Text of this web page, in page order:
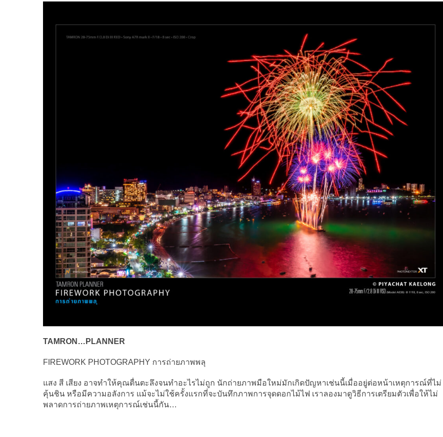
TAMRON…PLANNER
FIREWORK PHOTOGRAPHY การถ่ายภาพพลุ
แสง สี เสียง อาจทำให้คุณตื่นตะลึงจนทำอะไรไม่ถูก นักถ่ายภาพมือใหม่มักเกิดปัญหาเช่นนี้เมื่ออยู่ต่อหน้าเหตุการณ์ที่ไม่
คุ้นชิน หรือมีความอลังการ แม้จะไม่ใช้ครั้งแรกที่จะบันทึกภาพการจุดดอกไม้ไฟ เราลองมาดูวิธีการเตรียมตัวเพื่อให้ไม่
พลาดการถ่ายภาพเหตุการณ์เช่นนี้กัน…